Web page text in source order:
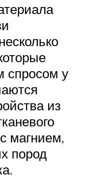
спросом у
из
магнием,
пород